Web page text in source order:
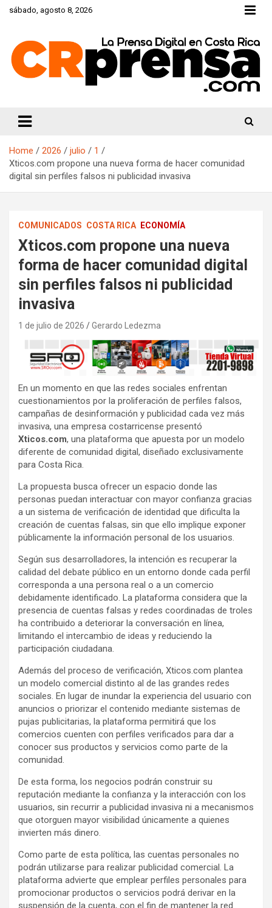
Skipsábado, agosto 8, 2026
Home 2026 julio
1
Xticos.com propone una nueva forma de hacer comunidad
digital sin perfiles falsos ni publicidad invasiva
COMUNICADOS COSTA RICA ECONOMÍA
Xticos.com propone una nueva
forma de hacer comunidad digital
sin perfiles falsos ni publicidad
invasiva
1 de julio de 2026 Gerardo Ledezma
En un momento en que las redes sociales enfrentan
cuestionamientos por la proliferación de perfiles falsos,
campañas de desinformación y publicidad cada vez más
invasiva, una empresa costarricense presentó
Xticos.com, una plataforma que apuesta por un modelo
diferente de comunidad digital, diseñado exclusivamente
para Costa Rica.
La propuesta busca ofrecer un espacio donde las
personas puedan interactuar con mayor confianza gracias
a un sistema de verificación de identidad que dificulta la
creación de cuentas falsas, sin que ello implique exponer
públicamente la información personal de los usuarios.
Según sus desarrolladores, la intención es recuperar la
calidad del debate público en un entorno donde cada perfil
corresponda a una persona real o a un comercio
debidamente identificado. La plataforma considera que la
presencia de cuentas falsas y redes coordinadas de troles
ha contribuido a deteriorar la conversación en línea,
limitando el intercambio de ideas y reduciendo la
participación ciudadana.
Además del proceso de verificación, Xticos.com plantea
un modelo comercial distinto al de las grandes redes
sociales. En lugar de inundar la experiencia del usuario con
anuncios o priorizar el contenido mediante sistemas de
pujas publicitarias, la plataforma permitirá que los
comercios cuenten con perfiles verificados para dar a
conocer sus productos y servicios como parte de la
comunidad.
De esta forma, los negocios podrán construir su
reputación mediante la confianza y la interacción con los
usuarios, sin recurrir a publicidad invasiva ni a mecanismos
que otorguen mayor visibilidad únicamente a quienes
invierten más dinero.
Como parte de esta política, las cuentas personales no
podrán utilizarse para realizar publicidad comercial. La
plataforma advierte que emplear perfiles personales para
promocionar productos o servicios podrá derivar en la
suspensión de la cuenta, con el fin de mantener la red